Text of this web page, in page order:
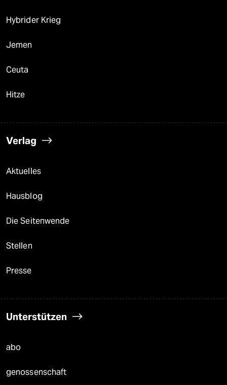
Hybrider Krieg
Jemen
Ceuta
Hitze
Verlag
Aktuelles
Hausblog
Die Seitenwende
Stellen
Presse
Unterstützen
abo
genossenschaft